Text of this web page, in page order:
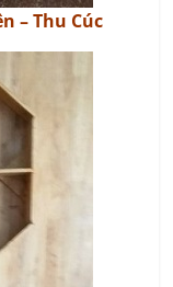
Cúc